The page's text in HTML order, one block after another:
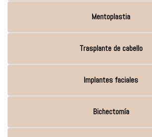
Mentoplastia
Trasplante de cabello
Implantes faciales
Bichectomía